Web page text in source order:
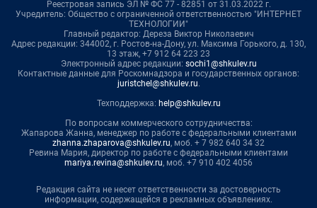
Реестровая запись ЭЛ № ФС 77 - 82851 от 31.03.2022 г.
Учредитель: Общество с ограниченной ответственностью "ИНТЕРНЕТ
ТЕХНОЛОГИИ"
Главный редактор: Дереза Виктор Николаевич
Адрес редакции: 344002, г. Ростов-на-Дону, ул. Максима Горького, д. 130,
13 этаж, +7 912 64 223 23
Электронный адрес редакции: sochi1@shkulev.ru
Контактные данные для Роскомнадзора и государственных органов:
juristchel@shkulev.ru.
Техподдержка: help@shkulev.ru
По вопросам коммерческого сотрудничества:
Жапарова Жанна, менеджер по работе с федеральными клиентами
zhanna.zhaparova@shkulev.ru, моб. + 7 982 640 34 32
Ревина Мария, директор по работе с федеральными клиентами
mariya.revina@shkulev.ru, моб. +7 910 402 4056
Редакция сайта не несет ответственности за достоверность
информации, содержащейся в рекламных объявлениях.